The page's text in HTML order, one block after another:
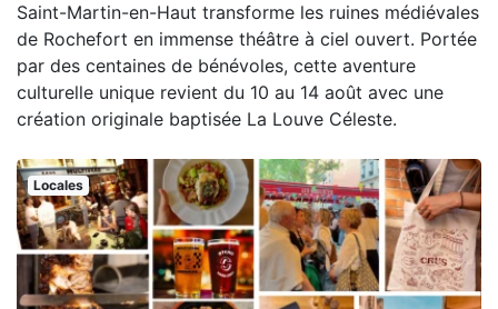
Saint-Martin-en-Haut transforme les ruines médiévales
de Rochefort en immense théâtre à ciel ouvert. Portée
par des centaines de bénévoles, cette aventure
culturelle unique revient du 10 au 14 août avec une
création originale baptisée La Louve Céleste.
Locales